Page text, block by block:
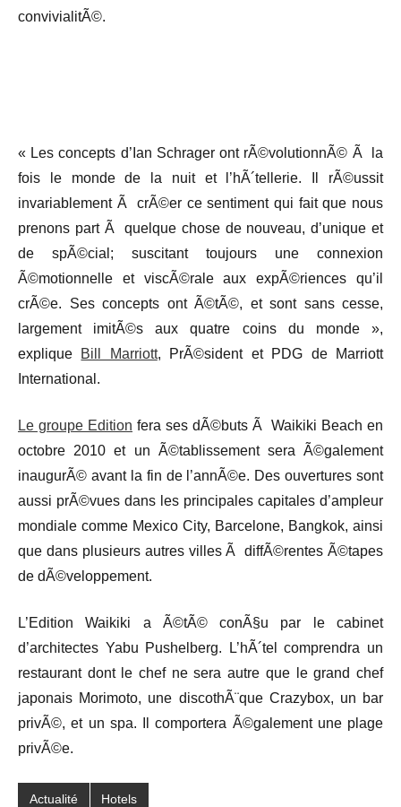
convivialitÃ©.
« Les concepts d’Ian Schrager ont rÃ©volutionnÃ© Ã la
fois le monde de la nuit et l’hÃ´tellerie. Il rÃ©ussit
invariablement Ã crÃ©er ce sentiment qui fait que nous
prenons part Ã quelque chose de nouveau, d’unique et
de spÃ©cial; suscitant toujours une connexion
Ã©motionnelle et viscÃ©rale aux expÃ©riences qu’il
crÃ©e. Ses concepts ont Ã©tÃ©, et sont sans cesse,
largement imitÃ©s aux quatre coins du monde »,
explique Bill Marriott, PrÃ©sident et PDG de Marriott
International.
Le groupe Edition fera ses dÃ©buts Ã Waikiki Beach en
octobre 2010 et un Ã©tablissement sera Ã©galement
inaugurÃ© avant la fin de l’annÃ©e. Des ouvertures sont
aussi prÃ©vues dans les principales capitales d’ampleur
mondiale comme Mexico City, Barcelone, Bangkok, ainsi
que dans plusieurs autres villes Ã diffÃ©rentes Ã©tapes
de dÃ©veloppement.
L’Edition Waikiki a Ã©tÃ© conÃ§u par le cabinet
d’architectes Yabu Pushelberg. L’hÃ´tel comprendra un
restaurant dont le chef ne sera autre que le grand chef
japonais Morimoto, une discothÃ¨que Crazybox, un bar
privÃ©, et un spa. Il comportera Ã©galement une plage
privÃ©e.
Actualité Hotels